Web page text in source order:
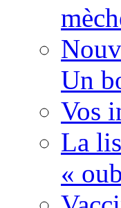
Un
Vos
La
«